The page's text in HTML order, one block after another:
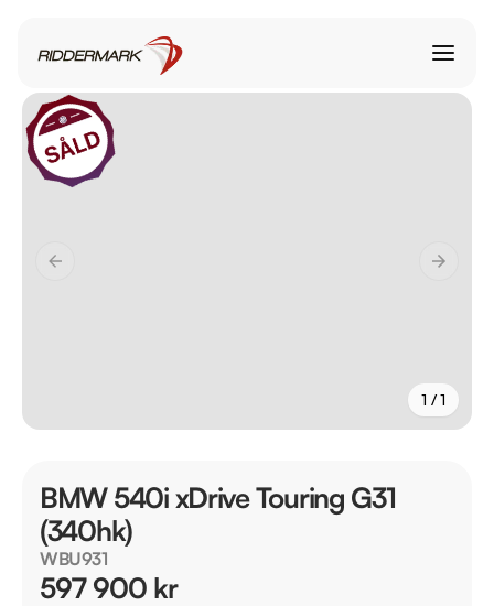
1 / 1
BMW 540i xDrive Touring G31
(340hk)
WBU931
597 900 kr